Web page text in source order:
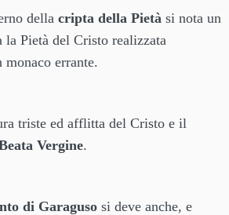
della cripta della Pietà si nota un
Pietà del Cristo realizzata
monaco errante.
triste ed afflitta del Cristo e il
Vergine.
di Garaguso si deve anche, e